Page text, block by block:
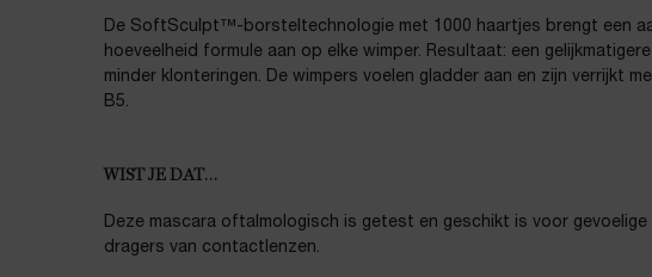
De SoftSculpt™-borsteltechnologie met 1000 haartjes brengt een
hoeveelheid formule aan op elke wimper. Resultaat: een
minder klonteringen. De wimpers voelen gladder aan en zijn verrijkt
B5.
WIST JE DAT…
Deze mascara oftalmologisch is getest en geschikt is voor gevoelige
dragers van contactlenzen.